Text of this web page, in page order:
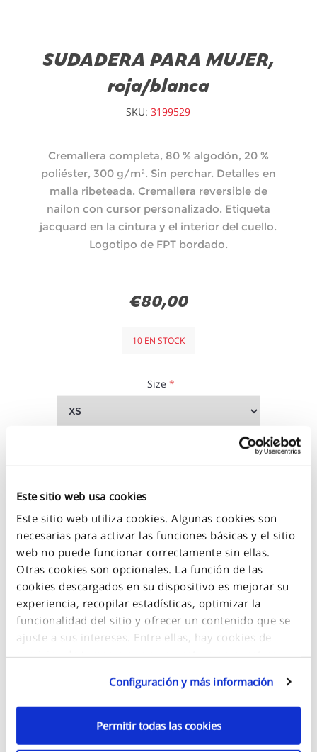
Este sitio web usa cookies
Este sitio web utiliza cookies. Algunas cookies son
necesarias para activar las funciones básicas y el sitio
web no puede funcionar correctamente sin ellas.
Otras cookies son opcionales. La función de las
cookies descargados en su dispositivo es mejorar su
experiencia, recopilar estadísticas, optimizar la
funcionalidad del sitio y ofrecer un contenido que se
ajuste a sus intereses. Entre ellas, hay cookies de
servicios de terceros que se muestran en nuestras
terceros para alcanzar sus objetivos. Haga clic en
"Configuración y más información" para obtener más
detalles sobre las cookies que se almacenan en su
Configuración y más información
Permitir todas las cookies
SUDADERA PARA MUJER,
roja/blanca
SKU: 3199529
Cremallera completa, 80 % algodón, 20 %
poliéster, 300 g/m². Sin perchar. Detalles en
malla ribeteada. Cremallera reversible de
nailon con cursor personalizado. Etiqueta
jacquard en la cintura y el interior del cuello.
Logotipo de FPT bordado.
€80,00
10 EN STOCK
Size*
Guía de tallas
+
-